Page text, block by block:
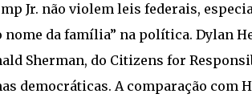
Jr. não violem leis federais,
da família” na política. Dylan
Sherman, do Citizens for
democráticas. A comparação com